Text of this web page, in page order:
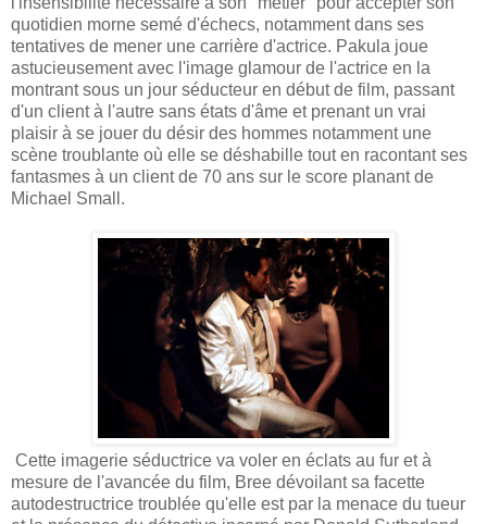
quotidien morne semé d'échecs, notamment dans ses
tentatives de mener une carrière d'actrice. Pakula joue
astucieusement avec l'image glamour de l'actrice en la
montrant sous un jour séducteur en début de film, passant
d'un client à l'autre sans états d'âme et prenant un vrai
plaisir à se jouer du désir des hommes notamment une
scène troublante où elle se déshabille tout en racontant ses
fantasmes à un client de 70 ans sur le score planant de
Michael Small.
Cette imagerie séductrice va voler en éclats au fur et à
mesure de l'avancée du film, Bree dévoilant sa facette
autodestructrice troublée qu'elle est par la menace du tueur